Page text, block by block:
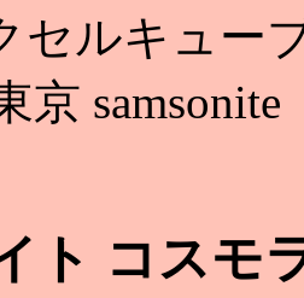
セルキュー
京
ト コスモ